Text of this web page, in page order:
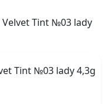
Velvet Tint №03 lady